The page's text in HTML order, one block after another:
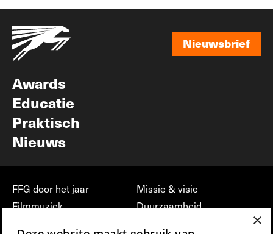
Nieuwsbrief
Awards
Educatie
Praktisch
Nieuws
FFG door het jaar
Filmmuziek
Missie & visie
Duurzaamheid
×